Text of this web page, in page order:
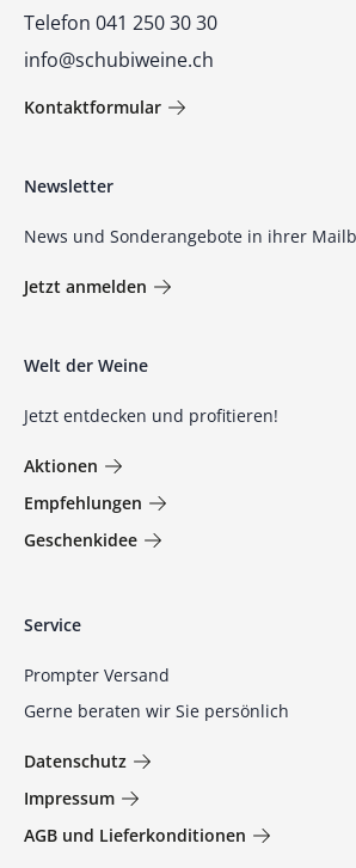
Telefon 041 250 30 30
info@schubiweine.ch
Kontaktformular
Newsletter
News und Sonderangebote in ihrer
Jetzt anmelden
Welt der Weine
Jetzt entdecken und profitieren!
Aktionen
Empfehlungen
Geschenkidee
Service
Prompter Versand
Gerne beraten wir Sie persönlich
Datenschutz
Impressum
AGB und Lieferkonditionen